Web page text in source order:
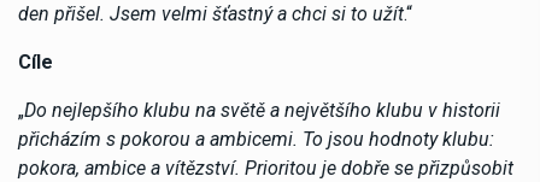
den přišel. Jsem velmi šťastný a chci si to užít.“
Cíle
„Do nejlepšího klubu na světě a největšího klubu v historii
přicházím s pokorou a ambicemi. To jsou hodnoty klubu:
pokora, ambice a vítězství. Prioritou je dobře se přizpůsobit